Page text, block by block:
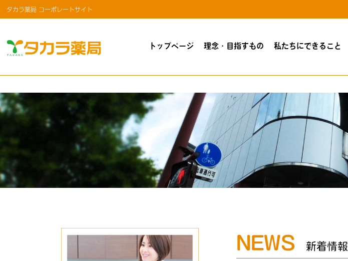
タカラ薬局 コーポレートサイト
トップページ 理念・目指すもの 私たちにできること
NEWS 新着情報